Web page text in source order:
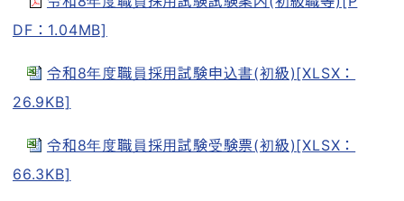
DF：1.04MB]
令和8年度職員採用試験申込書(初級)[XLSX：
26.9KB]
令和8年度職員採用試験受験票(初級)[XLSX：
66.3KB]